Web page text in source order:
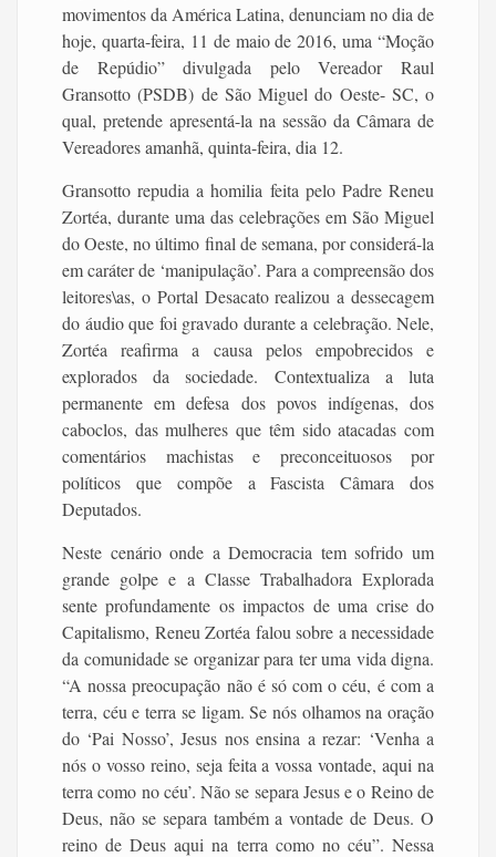
movimentos da América Latina, denunciam no dia de
hoje, quarta-feira, 11 de maio de 2016, uma “Moção
de Repúdio” divulgada pelo Vereador Raul
Gransotto (PSDB) de São Miguel do Oeste- SC, o
qual, pretende apresentá-la na sessão da Câmara de
Vereadores amanhã, quinta-feira, dia 12.
Gransotto repudia a homilia feita pelo Padre Reneu
Zortéa, durante uma das celebrações em São Miguel
do Oeste, no último final de semana, por considerá-la
em caráter de ‘manipulação’. Para a compreensão dos
leitores\as, o Portal Desacato realizou a dessecagem
do áudio que foi gravado durante a celebração. Nele,
Zortéa reafirma a causa pelos empobrecidos e
explorados da sociedade. Contextualiza a luta
permanente em defesa dos povos indígenas, dos
caboclos, das mulheres que têm sido atacadas com
comentários machistas e preconceituosos por
políticos que compõe a Fascista Câmara dos
Deputados.
Neste cenário onde a Democracia tem sofrido um
grande golpe e a Classe Trabalhadora Explorada
sente profundamente os impactos de uma crise do
Capitalismo, Reneu Zortéa falou sobre a necessidade
da comunidade se organizar para ter uma vida digna.
“A nossa preocupação não é só com o céu, é com a
terra, céu e terra se ligam. Se nós olhamos na oração
do ‘Pai Nosso’, Jesus nos ensina a rezar: ‘Venha a
nós o vosso reino, seja feita a vossa vontade, aqui na
terra como no céu’. Não se separa Jesus e o Reino de
Deus, não se separa também a vontade de Deus. O
reino de Deus aqui na terra como no céu”. Nessa